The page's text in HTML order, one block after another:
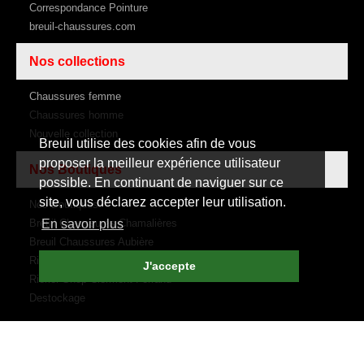
Breuil utilise des cookies afin de vous
proposer la meilleur expérience utilisateur
possible. En continuant de naviguer sur ce
site, vous déclarez accepter leur utilisation.
En savoir plus
J'accepte
Correspondance Pointure
breuil-chaussures.com
Nos collections
Chaussures femme
Chaussures homme
Nouvelle collection
Nos Boutiques
Nos Boutiques
Breuil Chaussures Chamalières
Breuil Chaussures Aubière
Rive Droite Rive Gauche
Rieker Shop Clermont Ferrand
Destockage